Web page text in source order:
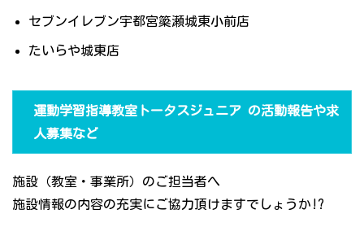
セブンイレブン宇都宮簗瀬城東小前店
たいらや城東店
運動学習指導教室トータスジュニア の活動報告や求
人募集など
施設（教室・事業所）のご担当者へ
施設情報の内容の充実にご協力頂けますでしょうか!?